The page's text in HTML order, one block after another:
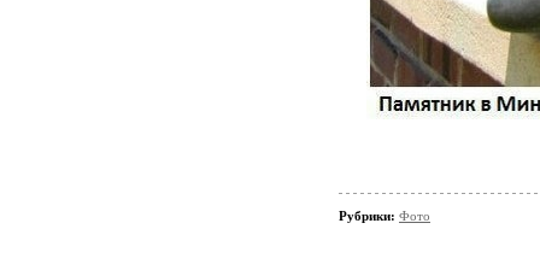
Рубрики: Фото